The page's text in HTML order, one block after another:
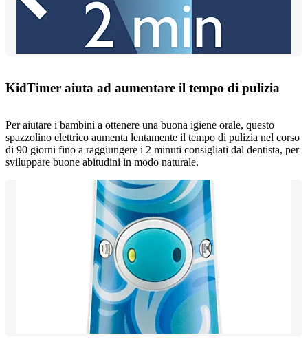
KidTimer aiuta ad aumentare il tempo di pulizia
Per aiutare i bambini a ottenere una buona igiene orale, questo
spazzolino elettrico aumenta lentamente il tempo di pulizia nel corso
di 90 giorni fino a raggiungere i 2 minuti consigliati dal dentista, per
sviluppare buone abitudini in modo naturale.